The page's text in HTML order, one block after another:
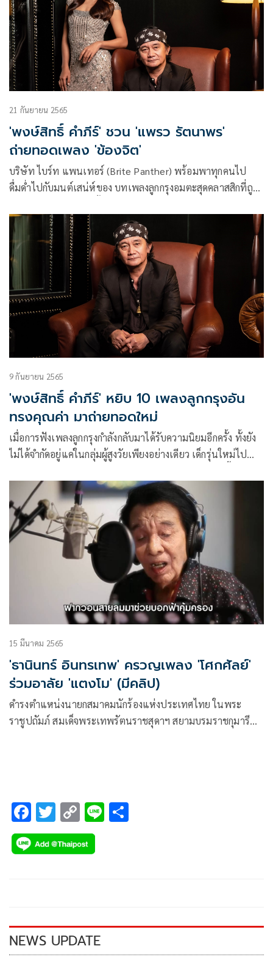
21 กันยายน 2565
'พงษ์สิทธิ์ คำภีร์' ชวน 'แพรว รัตนาพร'
ถ่ายทอดเพลง 'ข้องจิต'
บริษัท ไบร์ท แพนเทอร์ (Brite Panther) พร้อมพาทุกคนไป
ดื่มด่ำไปกับมนต์เสน่ห์ของ บทเพลงลูกกรุงอมตะสุดคลาสสิกที่ถูก
หลงใหลเพลงลูกกรุงสุดหัวใจ ปู-พงษ์สิทธิ์ คำภีร์ เจ้าพ่อเพลงรัก
เพื่อชีวิต ที่มาถ่ายทอด 10 บทเพลง ลูกกรุงอันทรงคุณค่า เพียงคำ
เดียว, หยาดเพชร, ข้องจิต, อาลัยรัก, หยาดน้ำฝนหยดน้ำตา, ท่า
ฉลอม, เสน่หา, ลุ่มเจ้าพระยา, น้ำตาแสงใต้ และ วันคอย
9 กันยายน 2565
'พงษ์สิทธิ์ คำภีร์' หยิบ 10 เพลงลูกกรุงอัน
ทรงคุณค่า มาถ่ายทอดใหม่
เมื่อการฟังเพลงลูกกรุงกำลังกลับมาได้รับความนิยมอีกครั้ง ทั้งยัง
ไม่ได้จำกัดอยู่แค่ในกลุ่มผู้สูงวัยเพียงอย่างเดียว เด็กรุ่นใหม่ไป
ขึ้น นี่จึงเป็นเหตุผลให้ศิลปินเพื่อชีวิตระดับตำนาน ปู-พงษ์สิทธิ์
คำภีร์ ผู้ที่หลงใหลเพลงลูกกรุงสุดหัวใจ บรรจงคัดสรร 10 บทเพลง
ลูกกรุงทรงคุณค่ามาถ่ายทอดใหม่ในโปรเจต์ “คำภีร์ลูกกรุง” ไม่
เพียงเพื่อมอบเป็นความสุขแก่ผู้ฟัง แต่ยังขอร่วมเป็นส่วนหนึ่ง
ในการรักษาผลงานที่ไพเราะราวบทกวีนี้ด้วย
15 มีนาคม 2565
'ธานินทร์ อินทรเทพ' ครวญเพลง 'โศกศัลย์'
ร่วมอาลัย 'แตงโม' (มีคลิป)
ดำรงตำแหน่งนายกสมาคมนักร้องแห่งประเทศไทย ในพระ
ราชูปถัมภ์ สมเด็จพระเทพรัตนราชสุดาฯ สยามบรมราชกุมารี
F
ac
e
k
T
wi
tt
C
o
p
k
Li
NEWS UPDATE